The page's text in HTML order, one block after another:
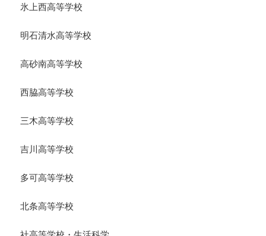
氷上西高等学校
明石清水高等学校
高砂南高等学校
西脇高等学校
三木高等学校
吉川高等学校
多可高等学校
北条高等学校